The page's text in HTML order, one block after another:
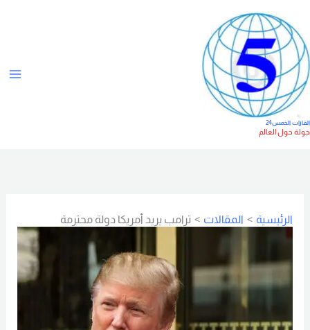
الخمس24
حول العالم
الرئيسية المقالات ترامب يريد أمريكا دولة محترمة
ص
ف
ا